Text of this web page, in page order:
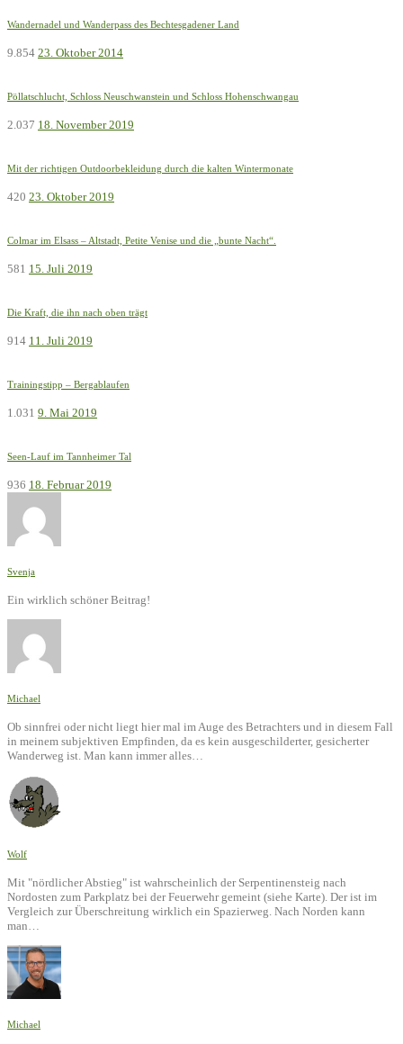
Wandernadel und Wanderpass des Bechtesgadener Land
9.854 23. Oktober 2014
Pöllatschlucht, Schloss Neuschwanstein und Schloss Hohenschwangau
2.037 18. November 2019
Mit der richtigen Outdoorbekleidung durch die kalten Wintermonate
420 23. Oktober 2019
Colmar im Elsass – Altstadt, Petite Venise und die „bunte Nacht“.
581 15. Juli 2019
Die Kraft, die ihn nach oben trägt
914 11. Juli 2019
Trainingstipp – Bergablaufen
1.031 9. Mai 2019
Seen-Lauf im Tannheimer Tal
936 18. Februar 2019
Svenja
Ein wirklich schöner Beitrag!
Michael
Ob sinnfrei oder nicht liegt hier mal im Auge des Betrachters und in diesem Fall
in meinem subjektiven Empfinden, da es kein ausgeschilderter, gesicherter
Wanderweg ist. Man kann immer alles…
Wolf
Mit "nördlicher Abstieg" ist wahrscheinlich der Serpentinensteig nach
Nordosten zum Parkplatz bei der Feuerwehr gemeint (siehe Karte). Der ist im
Vergleich zur Überschreitung wirklich ein Spazierweg. Nach Norden kann
man…
Michael